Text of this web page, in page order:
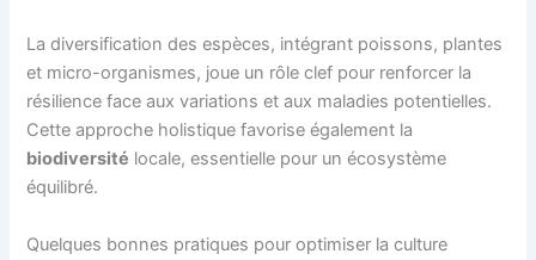
La diversification des espèces, intégrant poissons, plantes
et micro-organismes, joue un rôle clef pour renforcer la
résilience face aux variations et aux maladies potentielles.
Cette approche holistique favorise également la
biodiversité locale, essentielle pour un écosystème
équilibré.
Quelques bonnes pratiques pour optimiser la culture